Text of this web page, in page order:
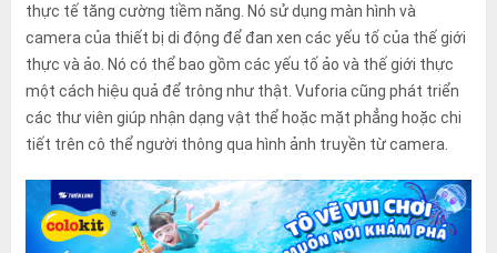
thực tế tăng cường tiềm năng. Nó sử dụng màn hình và
camera của thiết bị di động để đan xen các yếu tố của thế giới
thực và ảo. Nó có thể bao gồm các yếu tố ảo và thế giới thực
một cách hiệu quả để trông như thật. Vuforia cũng phát triển
các thư viên giúp nhận dạng vật thể hoặc mặt phẳng hoặc chi
tiết trên cô thể người thông qua hình ảnh truyền từ camera.